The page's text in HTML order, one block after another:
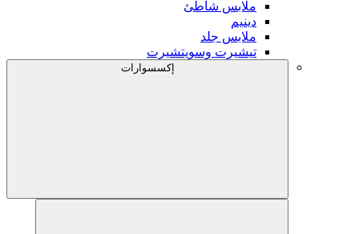
ملابس شاطئ
دينيم
ملابس جلد
تيشيرت وسويتشيرت
إكسسوارات